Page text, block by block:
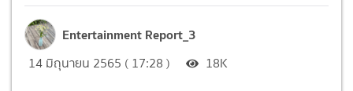
Entertainment Report_3
14 มิถุนายน 2565 ( 17:28 ) 18K